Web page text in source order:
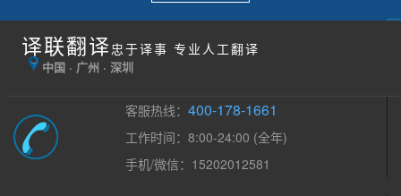
译联翻译 忠于译事 专业人工翻译
中国 · 广州 · 深圳
客服热线：400-178-1661
工作时间：8:00-24:00 (全年)
手机/微信：15202012581